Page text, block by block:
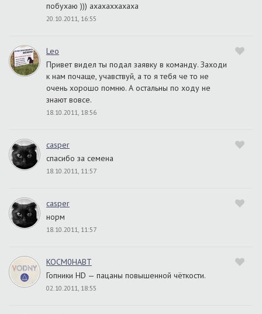
побухаю ))) ахахаххахаха
20.10.2011, 16:55
Leo
Привет видел ты подал заявку в команду. Заходи
к нам почаще, учавствуй, а то я тебя че то не
очень хорошо помню. А остальны по ходу не
знают вовсе.
18.10.2011, 18:56
casper
спасибо за семена
18.10.2011, 11:57
casper
норм
18.10.2011, 11:57
KOCM0HABT
Гопники HD — пацаны повышенной чёткости.
02.10.2011, 18:55